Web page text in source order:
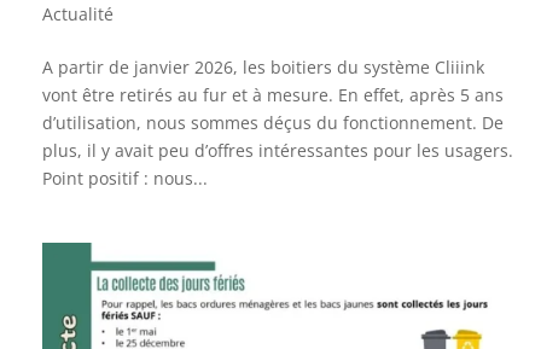
Actualité
A partir de janvier 2026, les boitiers du système Cliiink
vont être retirés au fur et à mesure. En effet, après 5 ans
d’utilisation, nous sommes déçus du fonctionnement. De
plus, il y avait peu d’offres intéressantes pour les usagers.
Point positif : nous...